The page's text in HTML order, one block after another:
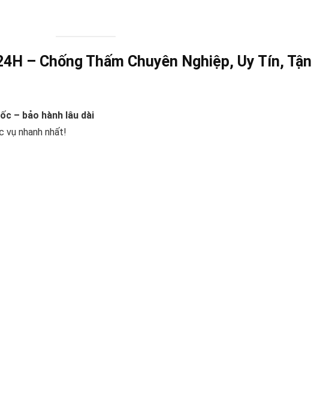
– Chống Thấm Chuyên Nghiệp, Uy Tín, Tận
– bảo hành lâu dài
vụ nhanh nhất!